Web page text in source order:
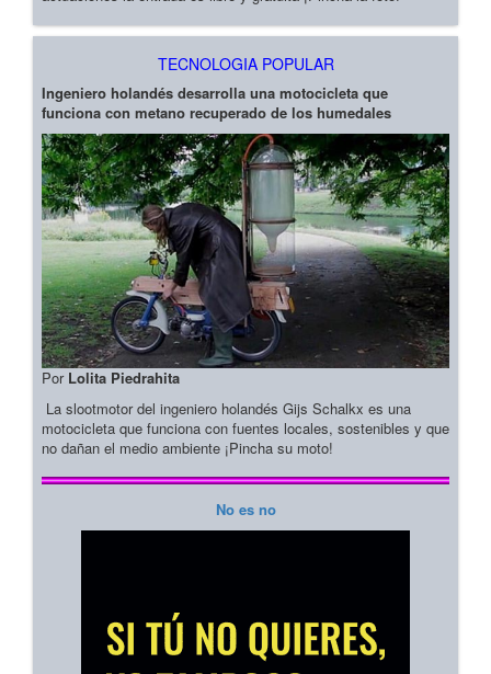
TECNOLOGIA POPULAR
Ingeniero holandés desarrolla una motocicleta que
funciona con metano recuperado de los humedales
Por Lolita Piedrahita
La slootmotor del ingeniero holandés Gijs Schalkx es una
motocicleta que funciona con fuentes locales, sostenibles y que
no dañan el medio ambiente ¡Pincha su moto!
No es no